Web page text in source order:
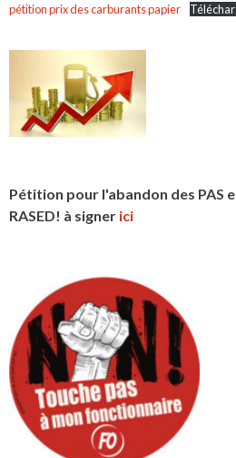
pétition prix des carburants papier
Pétition pour l'abandon des PAS
RASED! à signer ici